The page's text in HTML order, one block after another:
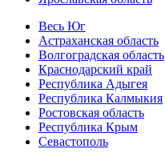
Весь Юг
Астраханская область
Волгоградская область
Краснодарский край
Республика Адыгея
Республика Калмыкия
Ростовская область
Республика Крым
Севастополь